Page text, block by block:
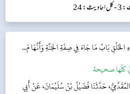
- کل احادیث: 24
الخَلْقِبَابُ مَا جَاءَ فِي صِفَةِ الجَنَّةِ وَأَنَّهَا مَ...
كلّها صحيحة
حَدَّثَنَا فُضَيْلُ بْنُ سُلَيْمَانَ، عَنْ أَبِي